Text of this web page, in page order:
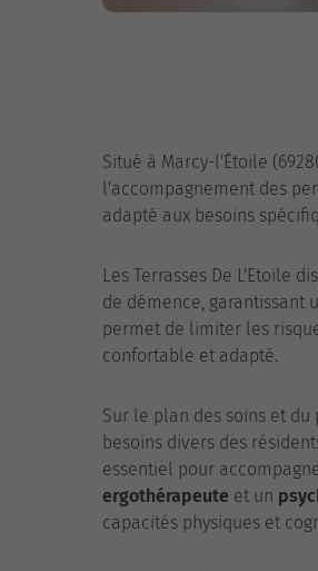
Situé à Marcy-l'Étoile
l'accompagnement des
adapté aux besoins
Les Terrasses De L'Etoile
de démence, garantissant
permet de limiter les
confortable et adapté.
Sur le plan des soins et du
besoins divers des
essentiel pour
ergothérapeute et un
capacités physiques et